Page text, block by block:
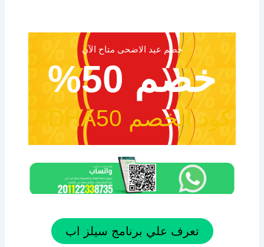
خصم عيد الاضحى متاح الآن
خصم 50%
كود الخصم ADHA50
تعرف علي برنامج سيلز اب